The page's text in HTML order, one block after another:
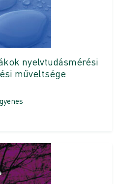
nyelvtudásmérési
műveltsége